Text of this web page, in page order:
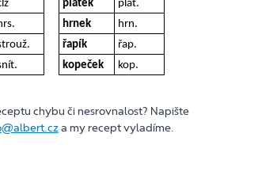
plátek
plát.
hrnek
hrn.
řapík
řap.
kopeček kop.
chybu či nesrovnalost? Napište
a my recept vyladíme.